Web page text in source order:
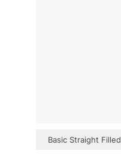
Basic Straight Filled